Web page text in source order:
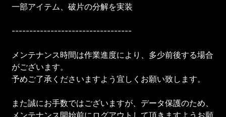
一部アイテム、破片の分解を実装
----------------------------------
メンテナンス時間は作業進度により、多少前後する場合
がございます。
予めご了承くださいますよう宜しくお願い致します。
また誠にお手数ではございますが、データ保護のため、
メンテナンス開始前にログアウトして頂きますようお願